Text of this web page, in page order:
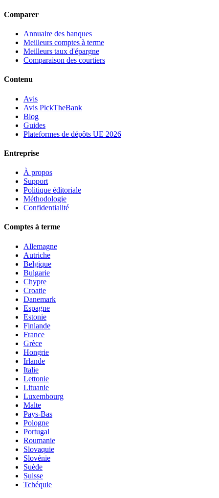
Comparer
Annuaire des banques
Meilleurs comptes à terme
Meilleurs taux d'épargne
Comparaison des courtiers
Contenu
Avis
Avis PickTheBank
Blog
Guides
Plateformes de dépôts UE 2026
Entreprise
À propos
Support
Politique éditoriale
Méthodologie
Confidentialité
Comptes à terme
Allemagne
Autriche
Belgique
Bulgarie
Chypre
Croatie
Danemark
Espagne
Estonie
Finlande
France
Grèce
Hongrie
Irlande
Italie
Lettonie
Lituanie
Luxembourg
Malte
Pays-Bas
Pologne
Portugal
Roumanie
Slovaquie
Slovénie
Suède
Suisse
Tchéquie